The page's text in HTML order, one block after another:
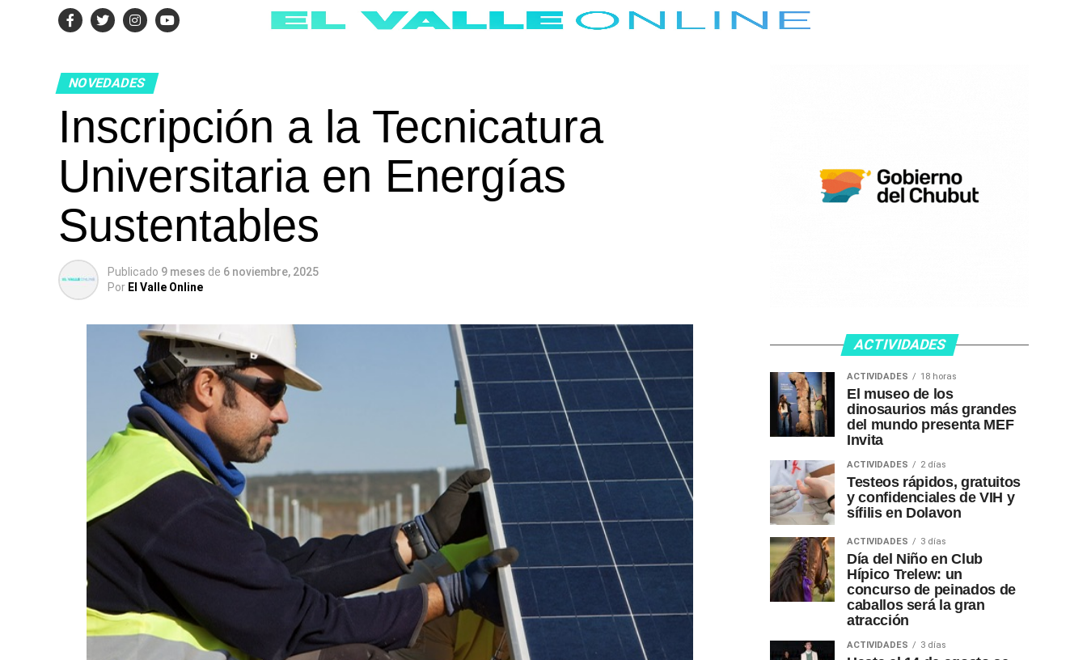
NOVEDADES
Inscripción a la Tecnicatura
Universitaria en Energías
Sustentables
Publicado 9 meses de 6 noviembre, 2025
Por El Valle Online
ACTIVIDADES
ACTIVIDADES 18 horas
El museo de los
dinosaurios más grandes
del mundo presenta MEF
Invita
ACTIVIDADES 2 días
Testeos rápidos, gratuitos
y confidenciales de VIH y
sífilis en Dolavon
ACTIVIDADES 3 días
Día del Niño en Club
Hípico Trelew: un
concurso de peinados de
caballos será la gran
atracción
ACTIVIDADES 3 días